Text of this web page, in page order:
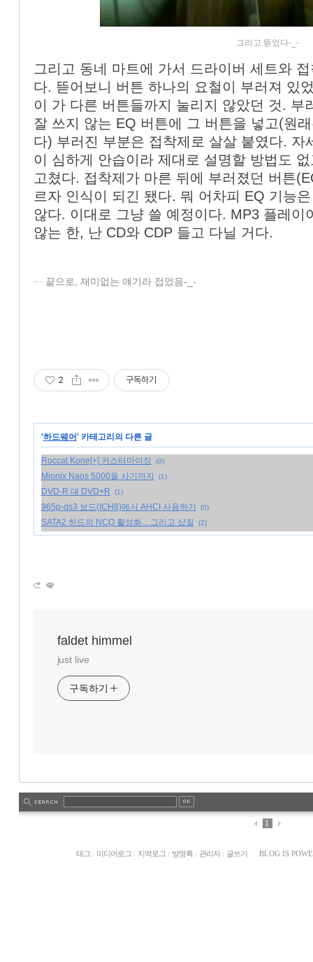
그리고 뜯었다-_-
그리고 동네 마트에 가서 드라이버 세트와
다. 뜯어보니 버튼 하나의 요철이 부러져 있
이 가 다른 버튼들까지 눌리지 않았던 것. 부
잘 쓰지 않는 EQ 버튼에 그 버튼을 넣고(원
다) 부러진 부분은 접착제로 살살 붙였다. 자
이 심하게 안습이라 제대로 설명할 방법도
고쳤다. 접착제가 마른 뒤에 부러졌던 버튼
르자 인식이 되긴 됐다. 뭐 어차피 EQ 기능
않다. 이대로 그냥 쓸 예정이다. MP3 플레이
않는 한, 난 CD와 CDP 들고 다닐 거다.
끝으로, 재미없는 얘기라 접었음-_-
2 구독하기
'하드웨어' 카테고리의 다른 글
Roccat Kone[+] 커스터마이징 (0)
Mionix Naos 5000을 사기까지 (1)
DVD-R 대 DVD+R (1)
965p-ds3 보드(ICH8)에서 AHCI 사용하기 (0)
SATA2 하드의 NCQ 활성화... 그리고 삽질 (2)
faldet himmel
just live
구독하기
1
태그 : 미디어로그 : 지역로그 : 방명록: 관리자: 글쓰기 BLOG IS